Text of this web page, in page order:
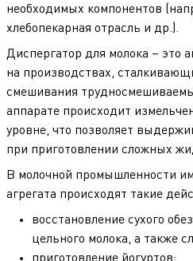
необходимых компонентов
хлебопекарная отрасль и др.).
Диспергатор для молока – это
на производствах,
смешивания
аппарате происходит
уровне, что позволяет
при приготовлении сложных
В молочной промышленности
агрегата происходят такие
восстановление сухого
цельного молока, а также